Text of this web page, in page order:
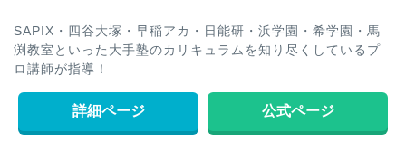
SAPIX・四谷大塚・早稲アカ・日能研・浜学園・希学園・馬
渕教室といった大手塾のカリキュラムを知り尽くしているプ
ロ講師が指導！
詳細ページ 公式ページ